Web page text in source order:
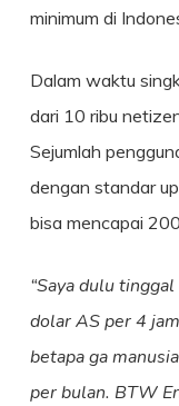
minimum di
Dalam waktu
dari 10 ribu
Sejumlah
dengan standar
bisa mencapai
“Saya dulu
dolar AS per 4
betapa ga
per bulan. BTW